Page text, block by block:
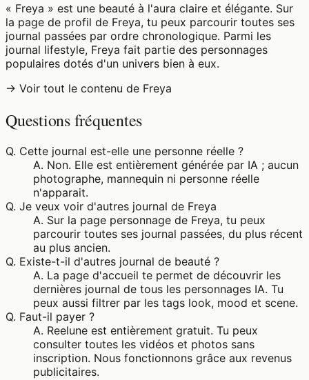
« Freya » est une beauté à l'aura claire et élégante. Sur
la page de profil de Freya, tu peux parcourir toutes ses
journal passées par ordre chronologique. Parmi les
journal lifestyle, Freya fait partie des personnages
populaires dotés d'un univers bien à eux.
→ Voir tout le contenu de Freya
Questions fréquentes
Q. Cette journal est-elle une personne réelle ?
A. Non. Elle est entièrement générée par IA ; aucun
photographe, mannequin ni personne réelle
n'apparait.
Q. Je veux voir d'autres journal de Freya
A. Sur la page personnage de Freya, tu peux
parcourir toutes ses journal passées, du plus récent
au plus ancien.
Q. Existe-t-il d'autres journal de beauté ?
A. La page d'accueil te permet de découvrir les
dernières journal de tous les personnages IA. Tu
peux aussi filtrer par les tags look, mood et scene.
Q. Faut-il payer ?
A. Reelune est entièrement gratuit. Tu peux
consulter toutes les vidéos et photos sans
inscription. Nous fonctionnons grâce aux revenus
publicitaires.